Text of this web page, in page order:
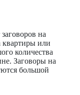
на
или
количества
Заговоры на
большой